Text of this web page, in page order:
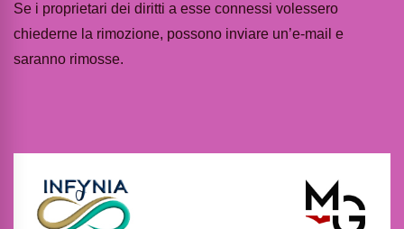
Se i proprietari dei diritti a esse connessi volessero
chiederne la rimozione, possono inviare un’e-mail e
saranno rimosse.